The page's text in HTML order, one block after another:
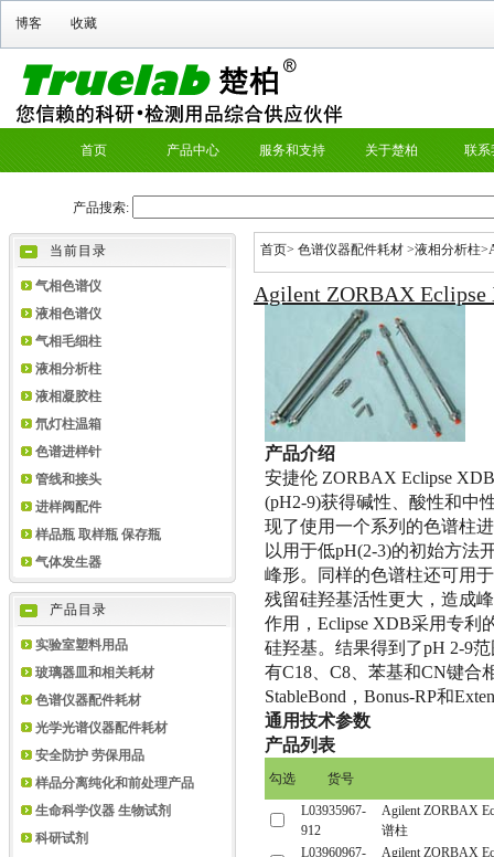
当前目录
气相色谱仪
液相色谱仪
气相毛细柱
液相分析柱
液相凝胶柱
氘灯柱温箱
色谱进样针
管线和接头
进样阀配件
样品瓶 取样瓶 保存瓶
气体发生器
产品目录
实验室塑料用品
玻璃器皿和相关耗材
色谱仪器配件耗材
光学光谱仪器配件耗材
安全防护 劳保用品
样品分离纯化和前处理产品
生命科学仪器 生物试剂
科研试剂
首页> 色谱仪器配件耗材 >液相分析柱
Agilent ZORBAX
产品介绍
安捷伦 ZORBAX Eclipse XDB
(pH2-9)获得碱性、酸性和中
现了使用一个系列的色谱柱
以用于低pH(2-3)的初始方法
峰形。同样的色谱柱还可用
残留硅羟基活性更大，造成
作用， Eclipse XDB采用专利
硅羟基。结果得到了pH 2-9
有C18、 C8、苯基和CN键合
StableBond ， Bonus-RP和
通用技术参数
产品列表